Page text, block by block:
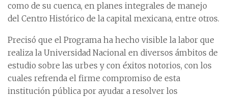
como de su cuenca, en planes integrales de manejo
del Centro Histórico de la capital mexicana, entre otros.
Precisó que el Programa ha hecho visible la labor que
realiza la Universidad Nacional en diversos ámbitos de
estudio sobre las urbes y con éxitos notorios, con los
cuales refrenda el firme compromiso de esta
institución pública por ayudar a resolver los